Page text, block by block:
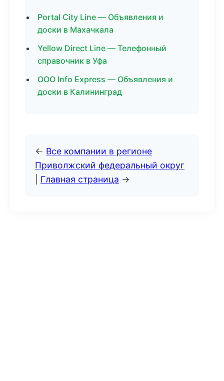
Portal City Line — Объявления и
доски в Махачкала
Yellow Direct Line — Телефонный
справочник в Уфа
ООО Info Express — Объявления и
доски в Калининград
← Все компании в регионе
Приволжский федеральный округ
Главная страница →